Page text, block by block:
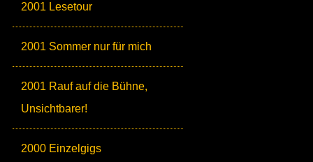
2001 Lesetour
2001 Sommer nur für mich
2001 Rauf auf die Bühne,
Unsichtbarer!
2000 Einzelgigs